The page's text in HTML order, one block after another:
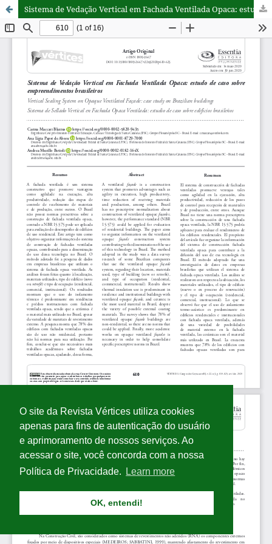
O site da Revista Vértices utiliza cookies
apenas para fins de autenticação do usuário
e aprimoramento de nossos serviços. Ao
acessar o site, você concorda com a nossa
Política de Privacidade.
Learn more
OK, entendi!
Sistema de Vedação Vertical em Fachada Ventilada Opaca: estudo de caso sobre empreendimentos brasileiros